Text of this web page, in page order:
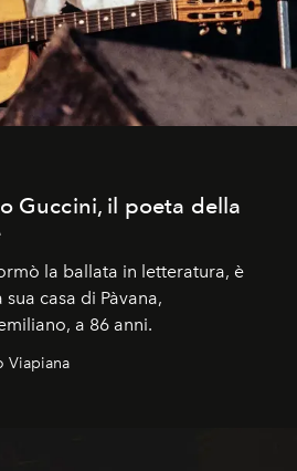
Guccini, il poeta della
la ballata in letteratura, è
casa di Pàvana,
a 86 anni.
Viapiana